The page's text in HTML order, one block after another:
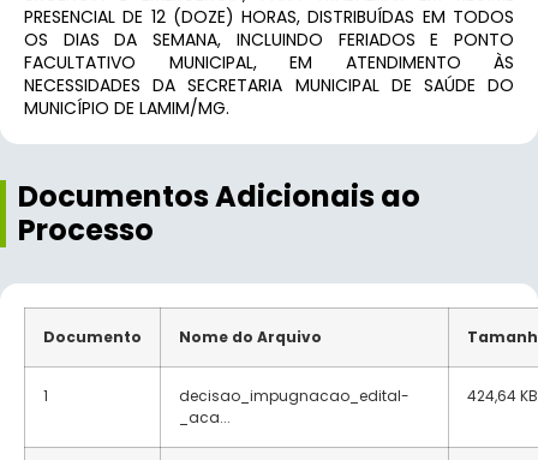
PRESENCIAL DE 12 (DOZE) HORAS, DISTRIBUÍDAS EM TODOS
OS DIAS DA SEMANA, INCLUINDO FERIADOS E PONTO
FACULTATIVO MUNICIPAL, EM ATENDIMENTO ÀS
NECESSIDADES DA SECRETARIA MUNICIPAL DE SAÚDE DO
MUNICÍPIO DE LAMIM/MG.
Documentos Adicionais ao
Processo
Documento Nome do Arquivo
1
decisao_impugnacao_edital-
_aca...
424,64 KB